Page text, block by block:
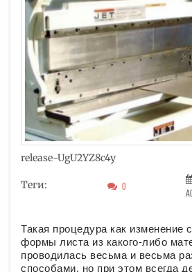
release-UgU2YZ8c4y
Теги: 0
Такая процедура как изменение
формы листа из какого-либо
проводилась весьма и весьма
способами, но при этом всегда